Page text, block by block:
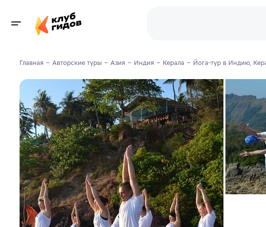
Главная Авторские туры Азия Индия Керала Йога-тур в Индию,